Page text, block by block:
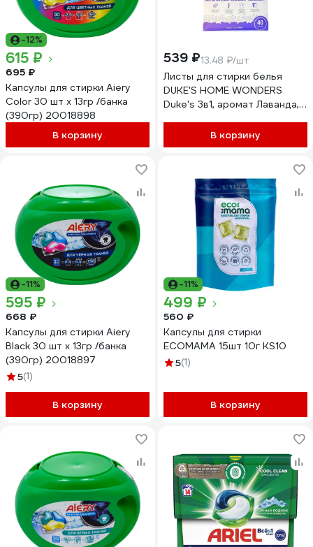
-12%
615 ₽
695 ₽
Капсулы для стирки Aiery
Color 30 шт х 13гр /банка
(390гр) 20018898
В корзину
539 ₽13.48 ₽/шт
Листы для стирки белья
DUKE'S HOME WONDERS
Duke's 3в1, аромат Лаванда,
В корзину
-11%
595 ₽
668 ₽
Капсулы для стирки Aiery
Black 30 шт х 13гр /банка
(390гр) 20018897
5(1)
В корзину
-11%
499 ₽
560 ₽
Капсулы для стирки
ECOMAMA 15шт 10г KS10
5(1)
В корзину